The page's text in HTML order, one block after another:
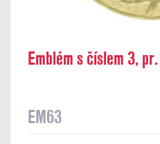
Emblém s číslem 3,
EM63